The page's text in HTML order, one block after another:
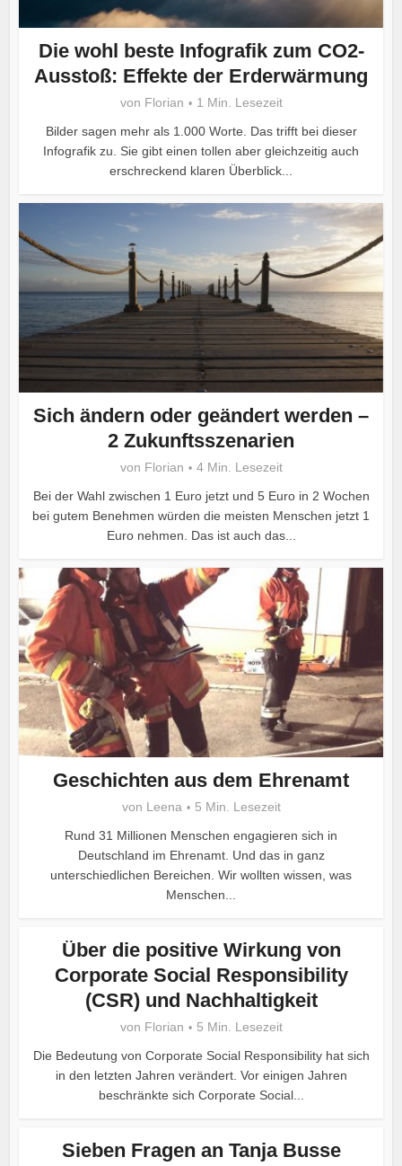
Die wohl beste Infografik zum CO2-
Ausstoß: Effekte der Erderwärmung
von Florian
1 Min. Lesezeit
Bilder sagen mehr als 1.000 Worte. Das trifft bei dieser
Infografik zu. Sie gibt einen tollen aber gleichzeitig auch
erschreckend klaren Überblick...
Sich ändern oder geändert werden –
2 Zukunftsszenarien
von Florian
4 Min. Lesezeit
Bei der Wahl zwischen 1 Euro jetzt und 5 Euro in 2 Wochen
bei gutem Benehmen würden die meisten Menschen jetzt 1
Euro nehmen. Das ist auch das...
Geschichten aus dem Ehrenamt
von Leena
5 Min. Lesezeit
Rund 31 Millionen Menschen engagieren sich in
Deutschland im Ehrenamt. Und das in ganz
unterschiedlichen Bereichen. Wir wollten wissen, was
Menschen...
Über die positive Wirkung von
Corporate Social Responsibility
(CSR) und Nachhaltigkeit
von Florian
5 Min. Lesezeit
Die Bedeutung von Corporate Social Responsibility hat sich
in den letzten Jahren verändert. Vor einigen Jahren
beschränkte sich Corporate Social...
Sieben Fragen an Tanja Busse